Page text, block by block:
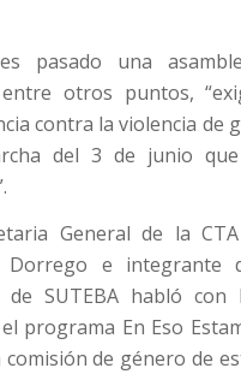
pasado una
otros puntos,
contra la violencia de
del 3 de junio que
General de la
Dorrego e integrante
de SUTEBA habló con
programa En Eso
comisión de género de